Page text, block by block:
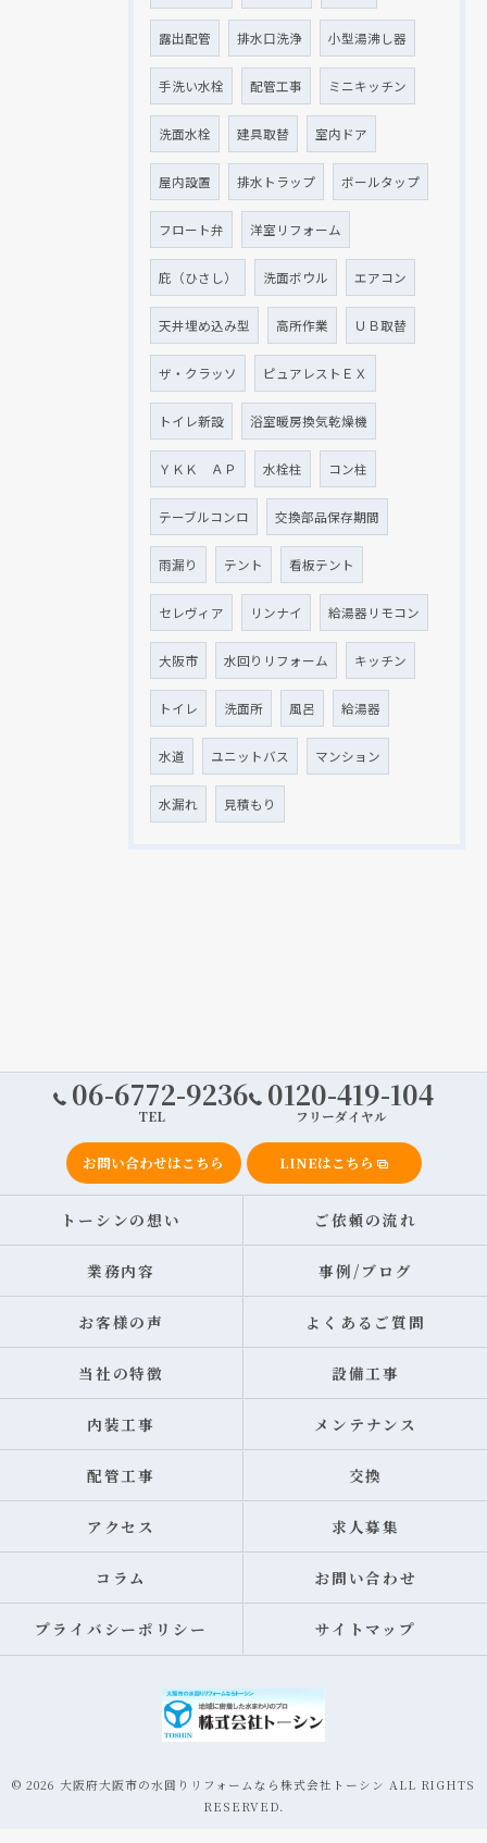
露出配管 排水口洗浄 小型湯沸し器
手洗い水栓 配管工事 ミニキッチン
洗面水栓 建具取替 室内ドア
屋内設置 排水トラップ ボールタップ
フロート弁 洋室リフォーム
庇（ひさし） 洗面ボウル エアコン
天井埋め込み型 高所作業 ＵＢ取替
ザ・クラッソ ピュアレストＥＸ
トイレ新設 浴室暖房換気乾燥機
ＹＫＫ ＡＰ 水栓柱 コン柱
テーブルコンロ 交換部品保存期間
雨漏り テント 看板テント
セレヴィア リンナイ 給湯器リモコン
大阪市 水回りリフォーム キッチン
トイレ 洗面所 風呂 給湯器
水道 ユニットバス マンション
水漏れ 見積もり
06-6772-9236
TEL
0120-419-104
フリーダイヤル
お問い合わせはこちら LINEはこちら
トーシンの想い ご依頼の流れ
業務内容 事例/ブログ
お客様の声 よくあるご質問
当社の特徴 設備工事
内装工事 メンテナンス
配管工事 交換
アクセス 求人募集
コラム お問い合わせ
プライバシーポリシー サイトマップ
© 2026 大阪府大阪市の水回りリフォームなら株式会社トーシン ALL RIGHTS
RESERVED.